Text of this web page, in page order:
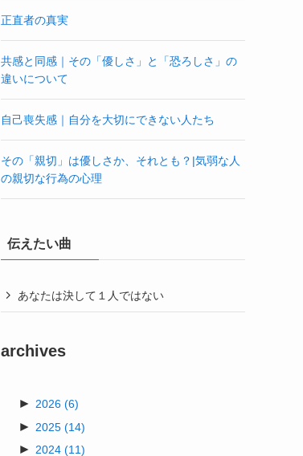
正直者の真実
共感と同感｜その「優しさ」と「恐ろしさ」の
違いについて
自己喪失感｜自分を大切にできない人たち
その「親切」は優しさか、それとも？|気弱な人
の親切な行為の心理
伝えたい曲
あなたは決して１人ではない
archives
► 2026 (6)
► 2025 (14)
► 2024 (11)